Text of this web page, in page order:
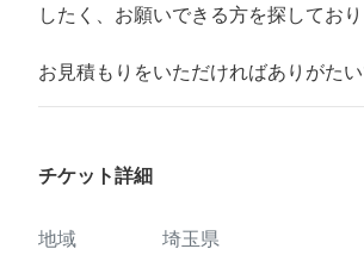
したく、お願いできる方を探しており
お見積もりをいただければありがたい
チケット詳細
地域 埼玉県